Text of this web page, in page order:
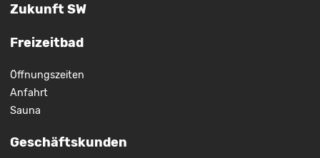
Zukunft SW
Freizeitbad
Öffnungszeiten
Anfahrt
Sauna
Geschäftskunden